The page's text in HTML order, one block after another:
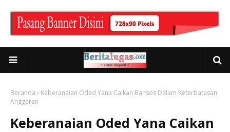
Beranda
Keberanaian Oded Yana Caikan Bansos Dalam Keterbatasan
Anggaran
Keberanaian Oded Yana Caikan